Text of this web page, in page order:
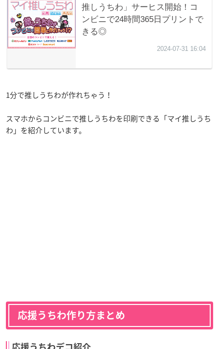
1分で推しうちわが作れちゃう！
スマホからコンビニで推しうちわを印刷できる「マイ推しうち
わ」を紹介しています。
応援うちわ作り方まとめ
応援うちわデコ紹介